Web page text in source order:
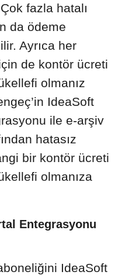
fazla hatalı
da ödeme
Ayrıca her
de kontör ücreti
olmanız
IdeaSoft
ile e-arşiv
hatasız
bir kontör ücreti
olmanıza
Entegrasyonu
IdeaSoft